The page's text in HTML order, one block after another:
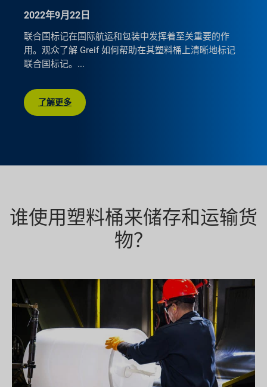
2022年9月22日
联合国标记在国际航运和包装中发挥着至关重要的作
用。观众了解 Greif 如何帮助在其塑料桶上清晰地标记
联合国标记。
了解更多
谁使用塑料桶来储存和运输货
物？